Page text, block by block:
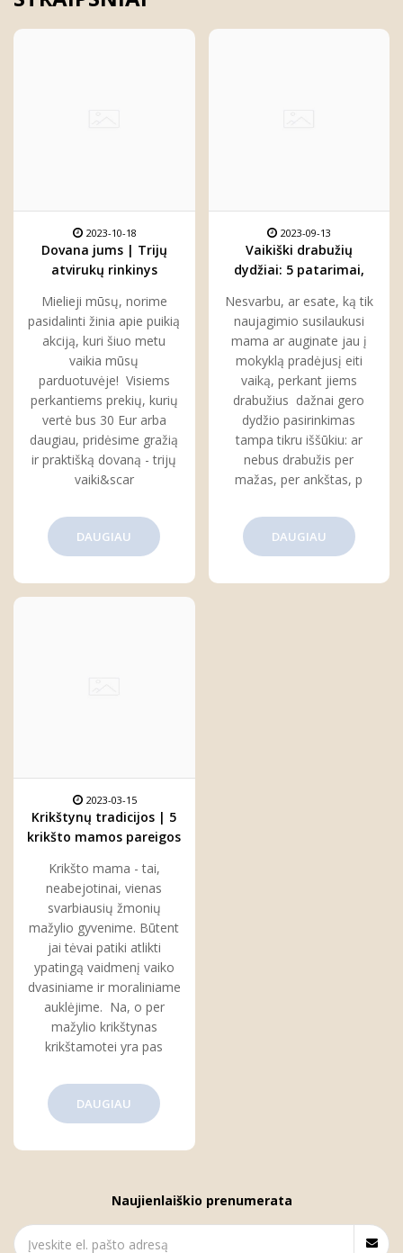
2023-10-18
Dovana jums | Trijų
atvirukų rinkinys
Mielieji mūsų, norime
pasidalinti žinia apie puikią
akciją, kuri šiuo metu
vaikia mūsų
parduotuvėje! Visiems
perkantiems prekių, kurių
vertė bus 30 Eur arba
daugiau, pridėsime gražią
ir praktišką dovaną - trijų
vaiki&scar
DAUGIAU
2023-09-13
Vaikiški drabužių
dydžiai: 5 patarimai,
pasirinkti
Nesvarbu, ar esate, ką tik
naujagimio susilaukusi
mama ar auginate jau į
mokyklą pradėjusį eiti
vaiką, perkant jiems
drabužius dažnai gero
dydžio pasirinkimas
tampa tikru iššūkiu: ar
nebus drabužis per
mažas, per ankštas, p
DAUGIAU
2023-03-15
Krikštynų tradicijos | 5
krikšto mamos pareigos
Krikšto mama - tai,
neabejotinai, vienas
svarbiausių žmonių
mažylio gyvenime. Būtent
jai tėvai patiki atlikti
ypatingą vaidmenį vaiko
dvasiniame ir moraliniame
auklėjime. Na, o per
mažylio krikštynas
krikštamotei yra pas
DAUGIAU
Naujienlaiškio prenumerata